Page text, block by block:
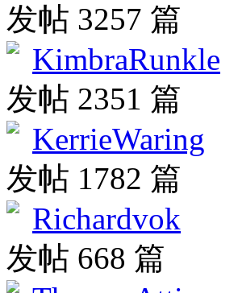
发帖 3257 篇
KimbraRunkle
发帖 2351 篇
KerrieWaring
发帖 1782 篇
Richardvok
发帖 668 篇